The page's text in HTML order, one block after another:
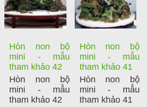
Hòn non bộ
mini - mẫu
tham khảo 42
Hòn non bộ
mini - mẫu
tham khảo 42
Hòn non bộ
mini - mẫu
tham khảo 41
Hòn non bộ
mini - mẫu
tham khảo 41